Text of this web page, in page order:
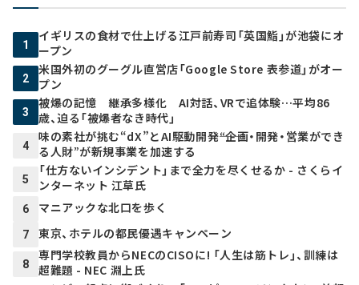
1
イギリスの食材で仕上げる江戸前寿司「英国鮨」が池袋にオ
ープン
2
米国外初のグーグル直営店「Google Store 表参道」がオー
プン
3
被爆の記憶 継承多様化 AI対話、VRで追体験…平均86
歳、迫る「被爆者なき時代」
4
味の素社が挑む“dX”とAI駆動開発――“企画・開発・営業ができ
る人財”が新規事業を加速する
5
「仕方ないインシデント」まで全力を尽くせるか - さくらイ
ンターネット 江草氏
6 マニアックな北口を歩く
7 東京、ホテルの都民優遇キャンペーン
8
専門学校教員からNECのCISOに! 「人生は筋トレ」、訓練は
超難題 - NEC 淵上氏